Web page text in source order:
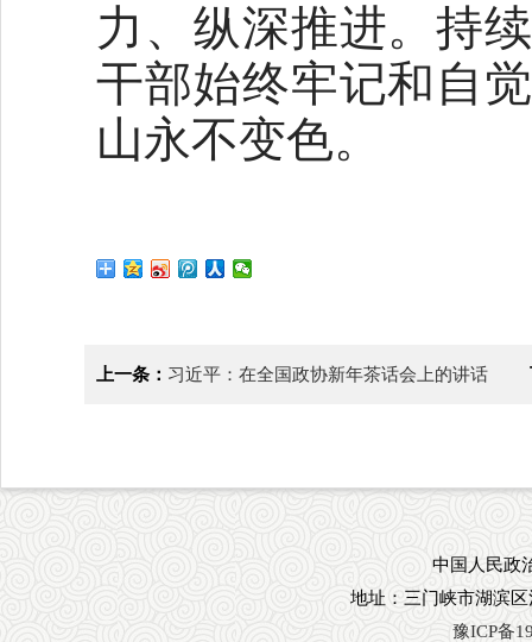
力、纵深推进。持
干部始终牢记和自
山永不变色。
上一条： 习近平：在全国政协新年茶话会上的讲话
中国人民政
地址：三门峡市湖滨
豫ICP备